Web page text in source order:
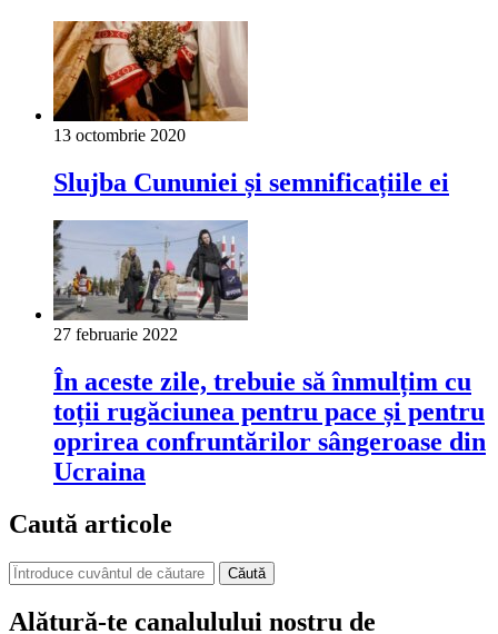
13 octombrie 2020
Slujba Cununiei și semnificațiile ei
27 februarie 2022
În aceste zile, trebuie să înmulțim cu
toții rugăciunea pentru pace și pentru
oprirea confruntărilor sângeroase din
Ucraina
Caută articole
Căută
Alătură-te canalulului nostru de